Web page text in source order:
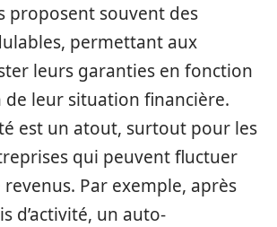
proposent souvent des
permettant aux
leurs garanties en fonction
de leur situation financière.
est un atout, surtout pour les
qui peuvent fluctuer
Par exemple, après
d’activité, un auto-